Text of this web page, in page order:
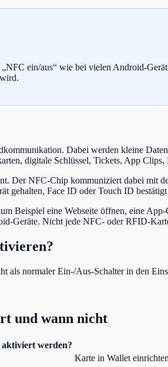
ein/aus“ wie bei vielen Android-
Dabei werden kleine
digitale Schlüssel, Tickets, App
Der NFC-Chip kommuniziert dabei mit
gehalten, Face ID oder Touch ID
Beispiel eine Webseite öffnen, eine
Geräte. Nicht jede NFC- oder RFID-
als normaler Ein-/Aus-Schalter in den
und wann nicht
werden?
Karte in Wallet